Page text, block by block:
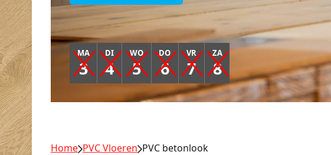
MA
3
DI
4
WO
5
DO
6
VR
7
ZA
8
Home PVC Vloeren PVC betonlook